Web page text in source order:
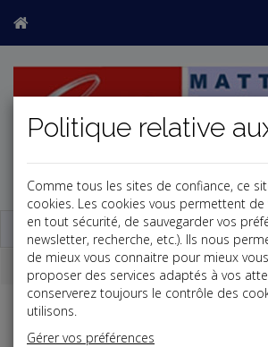
Base documentaire
Dépêches
Liste des dernières dépêches
Comme tous les sites de confiance, ce
cookies. Les cookies vous permettent
en tout sécurité, de sauvegarder vos
newsletter, recherche, etc.). Ils nous
de mieux vous connaitre pour mieux
proposer des services adaptés à vos
conserverez toujours le contrôle des
utilisons.
Gérer vos préférences